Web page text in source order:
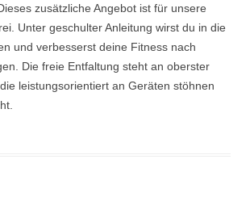
zusätzliche Angebot ist für unsere
Unter geschulter Anleitung wirst du in die
und verbesserst deine Fitness nach
Die freie Entfaltung steht an oberster
leistungsorientiert an Geräten stöhnen